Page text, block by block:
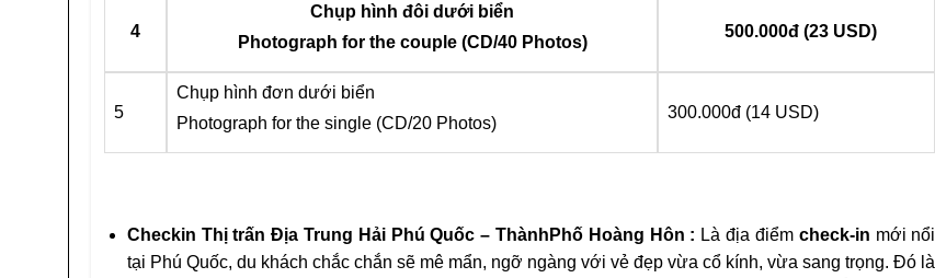
4
Chụp hình đôi dưới biển
Photograph for the couple (CD/40 Photos)
500.000đ (23 USD)
5
Chụp hình đơn dưới biển
Photograph for the single (CD/20 Photos)
300.000đ (14 USD)
Checkin Thị trấn Địa Trung Hải Phú Quốc – ThànhPhố Hoàng Hôn : Là địa điểm check-in mới nổi
tại Phú Quốc, du khách chắc chắn sẽ mê mẩn, ngỡ ngàng với vẻ đẹp vừa cổ kính, vừa sang trọng. Đó là